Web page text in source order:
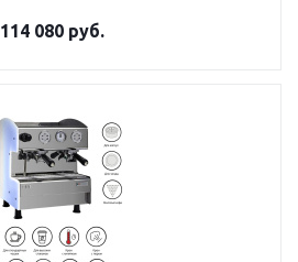
114 080 руб.